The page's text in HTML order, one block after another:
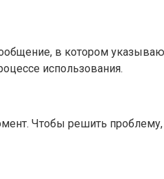
в котором
использования.
Чтобы решить проблему,